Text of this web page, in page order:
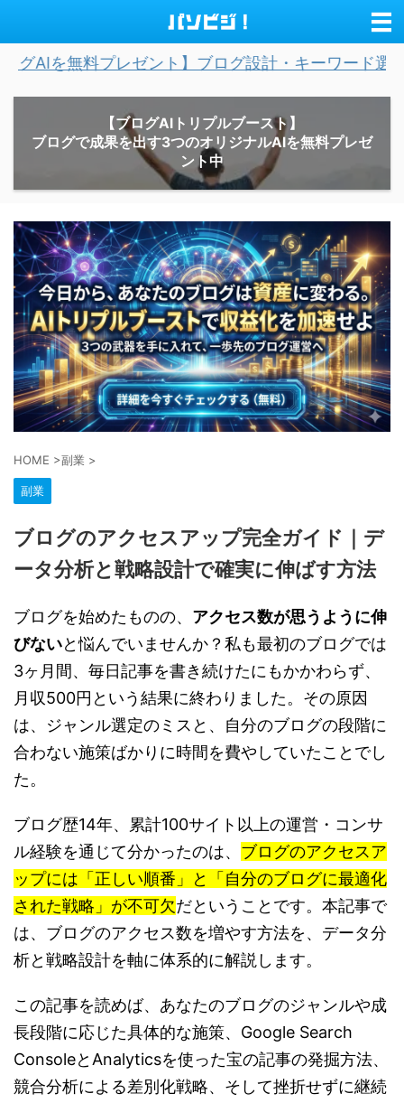
レゼント】ブログ設計・キーワード選定・記事作成
【ブログAIトリプルブースト】
ブログで成果を出す3つのオリジナルAIを無料プレゼ
ント中
HOME >副業 >
副業
ブログのアクセスアップ完全ガイド｜デ
ータ分析と戦略設計で確実に伸ばす方法
ブログを始めたものの、 アクセス数が思うように伸
びないと悩んでいませんか？私も最初のブログでは
3ヶ月間、毎日記事を書き続けたにもかかわらず、
月収500円という結果に終わりました。その原因
は、ジャンル選定のミスと、自分のブログの段階に
合わない施策ばかりに時間を費やしていたことでし
た。
ブログ歴14年、累計100サイト以上の運営・コンサ
ル経験を通じて分かったのは、 ブログのアクセスア
ップには「正しい順番」と「自分のブログに最適化
された戦略」が不可欠だということです。本記事で
は、ブログのアクセス数を増やす方法を、データ分
析と戦略設計を軸に体系的に解説します。
この記事を読めば、あなたのブログのジャンルや成
長段階に応じた具体的な施策、Google Search
ConsoleとAnalyticsを使った宝の記事の発掘方法、
競合分析による差別化戦略、そして挫折せずに継続